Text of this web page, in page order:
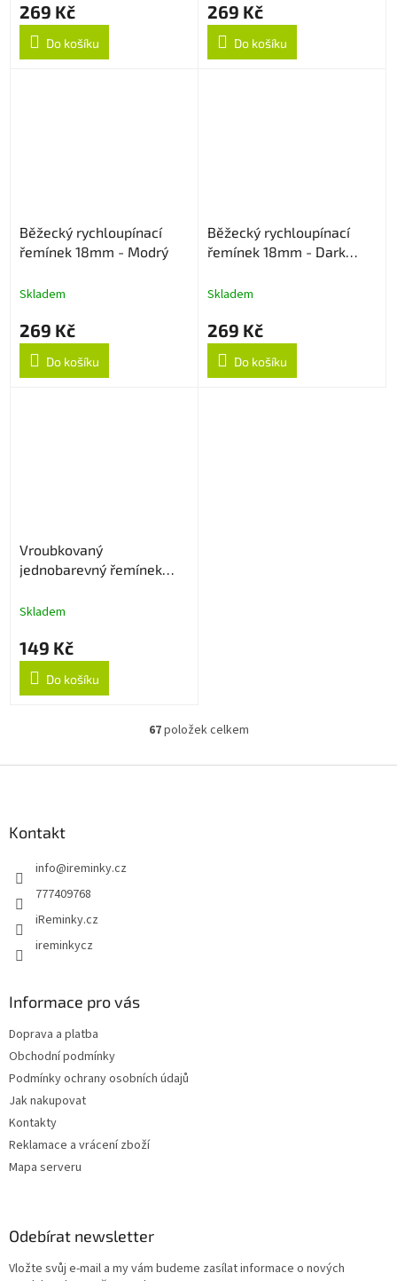
269 Kč
Do košíku
269 Kč
Do košíku
Běžecký rychloupínací
řemínek 18mm - Modrý
Skladem
269 Kč
Do košíku
Běžecký rychloupínací
řemínek 18mm - Dark
Skladem
269 Kč
Do košíku
Vroubkovaný
jednobarevný řemínek
Skladem
149 Kč
Do košíku
O
l
67položek celkem
Kontakt
info@ireminky.cz
777409768
iReminky.cz
ireminkycz
Informace pro vás
Doprava a platba
Obchodní podmínky
Podmínky ochrany osobních údajů
Jak nakupovat
Kontakty
Reklamace a vrácení zboží
Mapa serveru
Odebírat newsletter
Vložte svůj e-mail a my vám budeme zasílat informace o nových